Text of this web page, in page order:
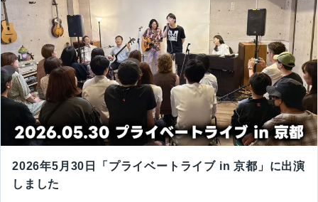
2026年5月30日「プライベートライブ in 京都」に出演
しました